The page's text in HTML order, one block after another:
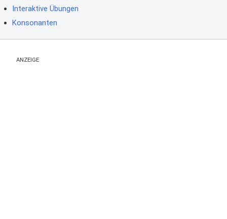
Interaktive Übungen
Konsonanten
ANZEIGE